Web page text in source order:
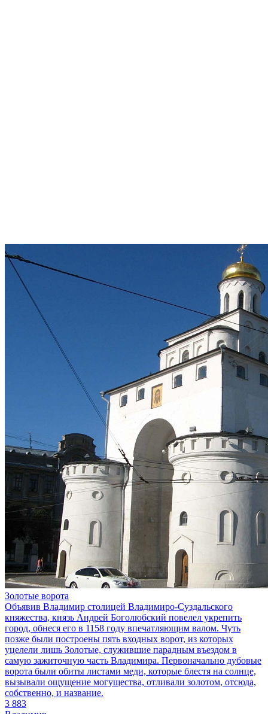
Золотые ворота
Объявив Владимир столицей Владимиро-Суздальского
княжества, князь Андрей Боголюбский повелел укрепить
город, обнеся его в 1158 году впечатляющим валом. Чуть
позже были построены пять входных ворот, из которых
уцелели лишь Золотые, служившие парадным въездом в
самую зажиточную часть Владимира. Первоначально дубовые
ворота были обиты листами меди, которые блестя на солнце,
вызывали ощущение могущества, отливали золотом, отсюда,
собственно, и название.
3 883